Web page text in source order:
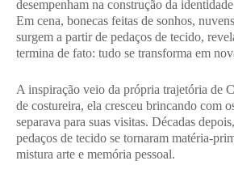
desempenham na construção da
Em cena, bonecas feitas de sonhos,
surgem a partir de pedaços de tecido,
termina de fato: tudo se transforma em
A inspiração veio da própria trajetória de
de costureira, ela cresceu brincando com
separava para suas visitas. Décadas
pedaços de tecido se tornaram matéria-
mistura arte e memória pessoal.